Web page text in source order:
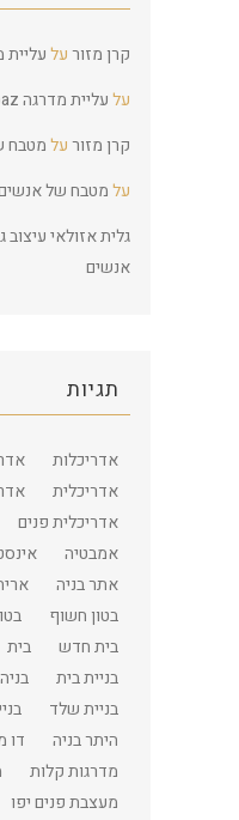
קרן מזורעלעליית
עלעליית מדרגה
קרן מזורעלמטבח
עלמטבח של
גלית אזולאי עיצוב
אנשים
תגיות
אדריכלות
אדריכלית
אדריכלית פנים
אמבטיה
אתר בניה
בטון חשוף
בית
בית חדש
בניה
בניית בית
בניית שלד
דו
היתר בניה
מדרגות קלות
מעצבת פנים יפו